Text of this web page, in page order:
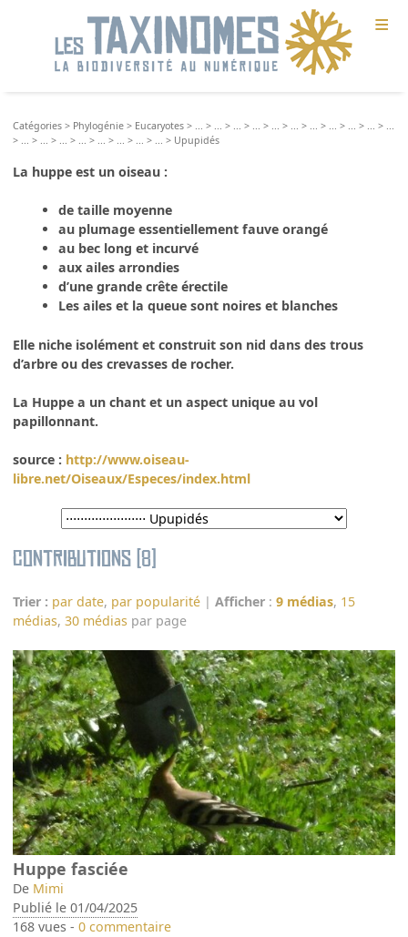
≡
Catégories > Phylogénie > Eucaryotes > > > > > > > > > > >
>
> > > > > > > > Upupidés
La huppe est un oiseau :
de taille moyenne
au plumage essentiellement fauve orangé
au bec long et incurvé
aux ailes arrondies
d’une grande crête érectile
Les ailes et la queue sont noires et blanches
Elle niche isolément et construit son nid dans des trous
d’arbre ou des crevasses de rocher.
La Huppe a un chant et un aspect unique au vol
papillonnant.
source : http://www.oiseau-
libre.net/Oiseaux/Especes/index.html
Contributions (8)
Trier : par date, par popularité |Afficher :9 médias, 15
médias,30 médias par page
Huppe fasciée
De Mimi
Publié le 01/04/2025
168 vues -0 commentaire